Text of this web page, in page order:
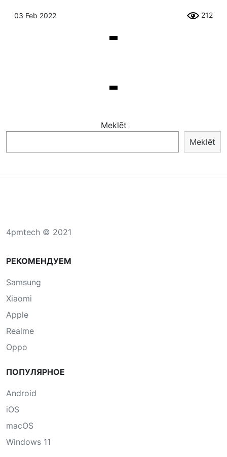
03 Feb 2022 212
Meklēt
Meklēt
4pmtech © 2021
РЕКОМЕНДУЕМ
Samsung
Xiaomi
Apple
Realme
Oppo
ПОПУЛЯРНОЕ
Android
iOS
macOS
Windows 11